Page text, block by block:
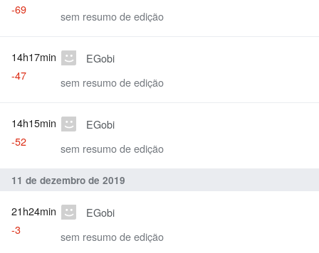
sem resumo de edição
-69
EGobi
sem resumo de edição
14h17min
-47
EGobi
sem resumo de edição
14h15min
-52
11 de dezembro de 2019
EGobi
sem resumo de edição
21h24min
-3